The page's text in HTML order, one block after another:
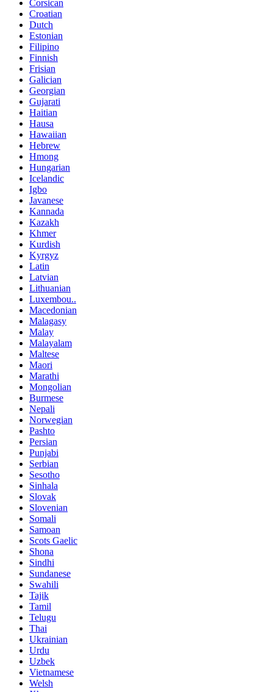
Corsican
Croatian
Dutch
Estonian
Filipino
Finnish
Frisian
Galician
Georgian
Gujarati
Haitian
Hausa
Hawaiian
Hebrew
Hmong
Hungarian
Icelandic
Igbo
Javanese
Kannada
Kazakh
Khmer
Kurdish
Kyrgyz
Latin
Latvian
Lithuanian
Luxembou..
Macedonian
Malagasy
Malay
Malayalam
Maltese
Maori
Marathi
Mongolian
Burmese
Nepali
Norwegian
Pashto
Persian
Punjabi
Serbian
Sesotho
Sinhala
Slovak
Slovenian
Somali
Samoan
Scots Gaelic
Shona
Sindhi
Sundanese
Swahili
Tajik
Tamil
Telugu
Thai
Ukrainian
Urdu
Uzbek
Vietnamese
Welsh